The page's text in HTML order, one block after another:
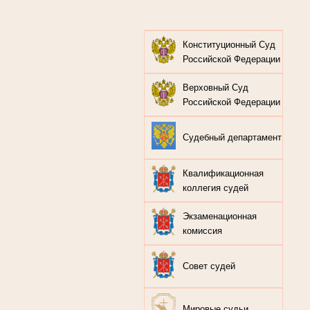
Конституционный Суд
Российской Федерации
Верховный Суд
Российской Федерации
Судебный департамент
Квалификационная
коллегия судей
Экзаменационная
комиссия
Совет судей